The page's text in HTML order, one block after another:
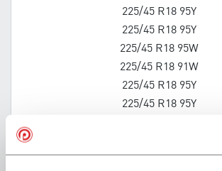
225/45 R18 95Y
225/45 R18 95Y
225/45 R18 95W
225/45 R18 91W
225/45 R18 95Y
225/45 R18 95Y